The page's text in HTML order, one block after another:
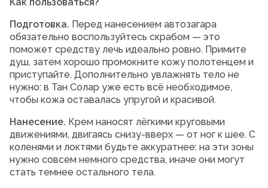
Подготовка. Перед нанесением автозагара
обязательно воспользуйтесь скрабом — это
поможет средству лечь идеально ровно. Примите
душ, затем хорошо промокните кожу полотенцем и
приступайте. Дополнительно увлажнять тело не
нужно: в Тан Солар уже есть всё необходимое,
чтобы кожа оставалась упругой и красивой.
Нанесение. Крем наносят лёгкими круговыми
движениями, двигаясь снизу-вверх — от ног к шее. С
коленями и локтями будьте аккуратнее: на эти зоны
нужно совсем немного средства, иначе они могут
стать темнее остального тела.